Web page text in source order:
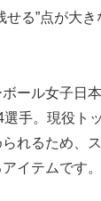
せる”点が大
ール女子日
手。現役ト
れるため、
イテムです。